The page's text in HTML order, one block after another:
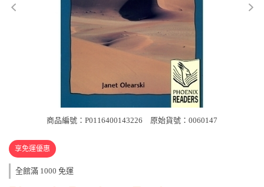
商品編號：P0116400143226 原始貨號：0060147
享免運優惠
全館滿 1000 免運